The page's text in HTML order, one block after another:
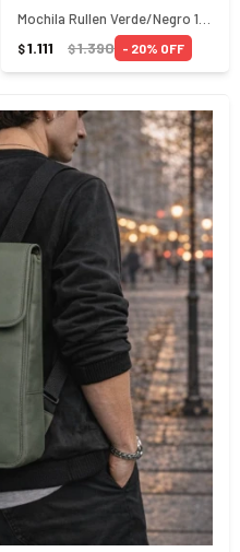
$1.111 $1.390 20